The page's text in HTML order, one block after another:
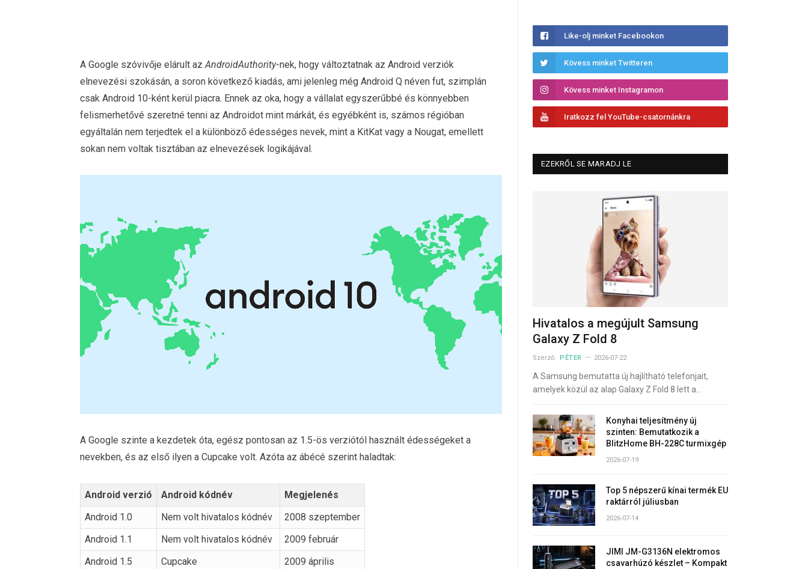
A Google szóvivője elárult az AndroidAuthority-nek, hogy változtatnak az Android verziók
elnevezési szokásán, a soron következő kiadás, ami jelenleg még Android Q néven fut, szimplán
csak Android 10-ként kerül piacra. Ennek az oka, hogy a vállalat egyszerűbbé és könnyebben
felismerhetővé szeretné tenni az Androidot mint márkát, és egyébként is, számos régióban
egyáltalán nem terjedtek el a különböző édességes nevek, mint a KitKat vagy a Nougat, emellett
sokan nem voltak tisztában az elnevezések logikájával.
A Google szinte a kezdetek óta, egész pontosan az 1.5-ös verziótól használt édességeket a
nevekben, és az első ilyen a Cupcake volt. Azóta az ábécé szerint haladtak:
Android verzió Android kódnév
Megjelenés
Android 1.0
Nem volt hivatalos kódnév
2008 szeptember
Android 1.1
Nem volt hivatalos kódnév
2009 február
Android 1.5
Cupcake
2009 április
Like-olj minket Facebookon
Kövess minket Twitteren
Kövess minket Instagramon
Iratkozz fel YouTube-csatornánkra
EZEKRŐL SE MARADJ LE
Hivatalos a megújult Samsung
Galaxy Z Fold 8
Szerző: PÉTER 2026-07-22
A Samsung bemutatta új hajlítható telefonjait,
amelyek közül az alap Galaxy Z Fold 8 lett a…
Konyhai teljesítmény új
szinten: Bemutatkozik a
BlitzHome BH-228C turmixgép
2026-07-19
Top 5 népszerű kínai termék EU
raktárról júliusban
2026-07-14
JIMI JM-G3136N elektromos
csavarhúzó készlet – Kompakt